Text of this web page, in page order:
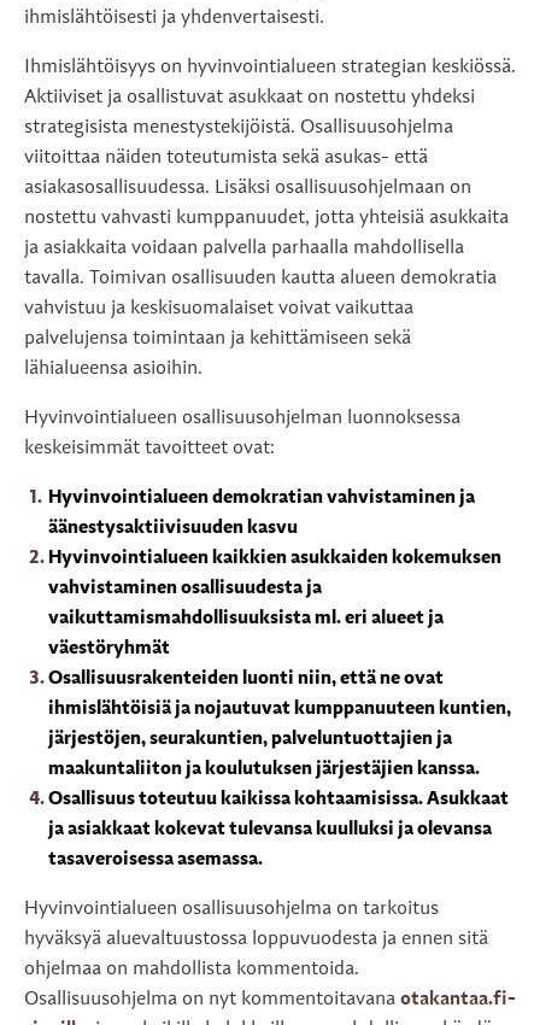
ihmislähtöisesti ja yhdenvertaisesti.
Ihmislähtöisyys on hyvinvointialueen strategian keskiössä.
Aktiiviset ja osallistuvat asukkaat on nostettu yhdeksi
strategisista menestystekijöistä. Osallisuusohjelma
viitoittaa näiden toteutumista sekä asukas- että
asiakasosallisuudessa. Lisäksi osallisuusohjelmaan on
nostettu vahvasti kumppanuudet, jotta yhteisiä asukkaita
ja asiakkaita voidaan palvella parhaalla mahdollisella
tavalla. Toimivan osallisuuden kautta alueen demokratia
vahvistuu ja keskisuomalaiset voivat vaikuttaa
palvelujensa toimintaan ja kehittämiseen sekä
lähialueensa asioihin.
Hyvinvointialueen osallisuusohjelman luonnoksessa
keskeisimmät tavoitteet ovat:
Hyvinvointialueen demokratian vahvistaminen ja
äänestysaktiivisuuden kasvu
Hyvinvointialueen kaikkien asukkaiden kokemuksen
vahvistaminen osallisuudesta ja
vaikuttamismahdollisuuksista ml. eri alueet ja
väestöryhmät
Osallisuusrakenteiden luonti niin, että ne ovat
ihmislähtöisiä ja nojautuvat kumppanuuteen kuntien,
järjestöjen, seurakuntien, palveluntuottajien ja
maakuntaliiton ja koulutuksen järjestäjien kanssa.
Osallisuus toteutuu kaikissa kohtaamisissa. Asukkaat
ja asiakkaat kokevat tulevansa kuulluksi ja olevansa
tasaveroisessa asemassa.
Hyvinvointialueen osallisuusohjelma on tarkoitus
hyväksyä aluevaltuustossa loppuvuodesta ja ennen sitä
ohjelmaa on mahdollista kommentoida.
Osallisuusohjelma on nyt kommentoitavana otakantaa.fi-